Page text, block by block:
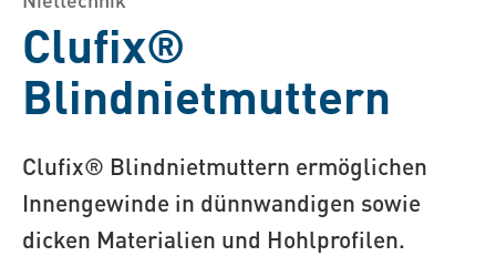
Clufix®
Blindnietmuttern
Clufix® Blindnietmuttern ermöglichen
Innengewinde in dünnwandigen sowie
dicken Materialien und Hohlprofilen.